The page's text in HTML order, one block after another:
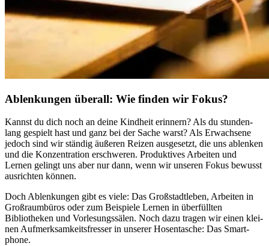
Ablenkungen überall: Wie finden wir Fokus?
Kannst du dich noch an deine Kind­heit erin­nern? Als du stun­den­
lang gespielt hast und ganz bei der Sache warst? Als Erwachsene
jedoch sind wir stän­dig äuße­ren Reizen aus­ge­setzt, die uns ablen­ken
und die Kon­zen­tra­tion erschwe­ren. Pro­duk­ti­ves Arbei­ten und
Lernen gelingt uns aber nur dann, wenn wir unse­ren Fokus bewusst
aus­rich­ten können.
Doch Ablen­kun­gen gibt es viele: Das Großstadtleben, Arbei­ten in
Groß­raum­bü­ros oder zum Beispiele Lernen in über­füll­ten
Bibliotheken und Vor­le­sungs­sä­len. Noch dazu tragen wir einen klei­
nen Auf­merk­sam­keits­fres­ser in unse­rer Hosen­ta­sche: Das Smart­
phone.